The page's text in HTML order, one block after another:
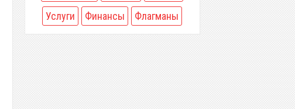
Услуги
Финансы Флагманы